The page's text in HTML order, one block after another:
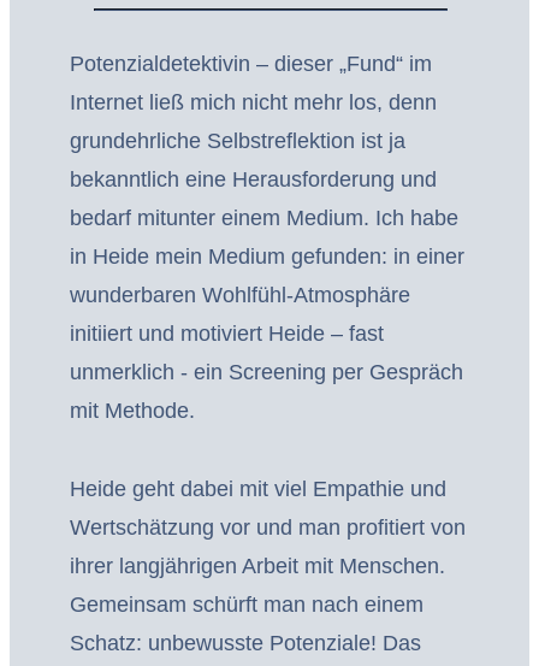
Potenzialdetektivin – dieser „Fund“ im
Internet ließ mich nicht mehr los, denn
grundehrliche Selbstreflektion ist ja
bekanntlich eine Herausforderung und
bedarf mitunter einem Medium. Ich habe
in Heide mein Medium gefunden: in einer
wunderbaren Wohlfühl-Atmosphäre
initiiert und motiviert Heide – fast
unmerklich - ein Screening per Gespräch
mit Methode.
Heide geht dabei mit viel Empathie und
Wertschätzung vor und man profitiert von
ihrer langjährigen Arbeit mit Menschen.
Gemeinsam schürft man nach einem
Schatz: unbewusste Potenziale! Das